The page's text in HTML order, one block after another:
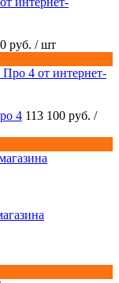
руб. / шт
4 113 100 руб. /